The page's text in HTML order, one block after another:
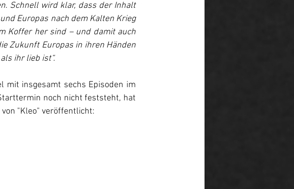
Schnell wird klar, dass der Inhalt
Europas nach dem Kalten Krieg
Koffer her sind – und damit auch
Zukunft Europas in ihren Händen
ihr lieb ist“.
mit insgesamt sechs Episoden im
noch nicht feststeht, hat
"Kleo" veröffentlicht: